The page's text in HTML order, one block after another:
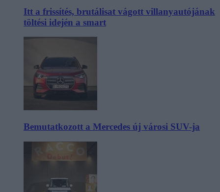
Itt a frissítés, brutálisat vágott villanyautójának
töltési idején a smart
Bemutatkozott a Mercedes új városi SUV-ja